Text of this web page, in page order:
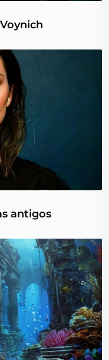
antigos